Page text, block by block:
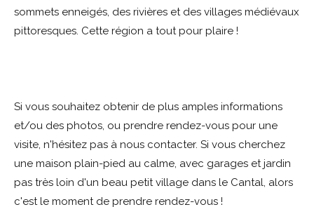
sommets enneigés, des rivières et des villages médiévaux
pittoresques. Cette région a tout pour plaire !
Si vous souhaitez obtenir de plus amples informations
et/ou des photos, ou prendre rendez-vous pour une
visite, n'hésitez pas à nous contacter. Si vous cherchez
une maison plain-pied au calme, avec garages et jardin
pas très loin d'un beau petit village dans le Cantal, alors
c'est le moment de prendre rendez-vous !